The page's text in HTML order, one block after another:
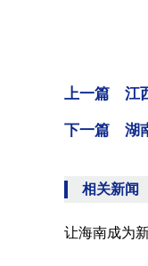
上一篇 江
下一篇 湖
相关新闻
让海南成为